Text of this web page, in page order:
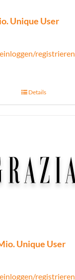
Unique User
registrieren
Details
Unique User
registrieren